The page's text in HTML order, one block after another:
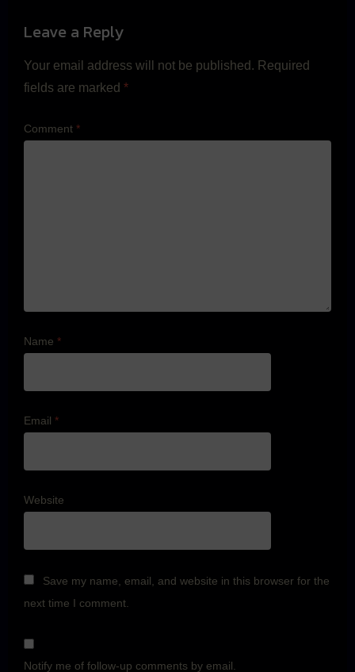
Leave a Reply
Your email address will not be published. Required
fields are marked *
Comment *
Name *
Email *
Website
Save my name, email, and website in this browser for the
next time I comment.
Notify me of follow-up comments by email.